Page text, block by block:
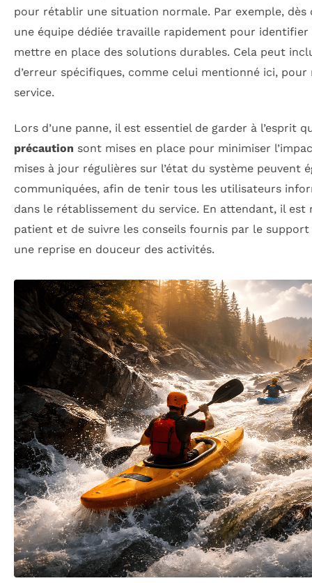
pour rétablir une situation normale. Par exemple, dès
une équipe dédiée travaille rapidement pour
mettre en place des solutions durables. Cela peut
d’erreur spécifiques, comme celui mentionné ici,
service.
Lors d’une panne, il est essentiel de garder à l’esprit
précaution sont mises en place pour minimiser
mises à jour régulières sur l’état du système peuvent
communiquées, afin de tenir tous les utilisateurs
dans le rétablissement du service. En attendant, il est
patient et de suivre les conseils fournis par le
une reprise en douceur des activités.